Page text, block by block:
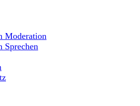
Moderation
Sprechen